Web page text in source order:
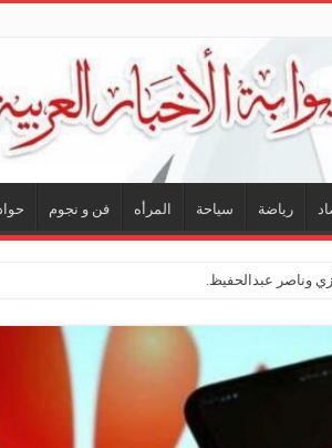
رياضة سياحة المرأه فن و نجوم
وناصر عبدالحفيظ.. شراكة فنية ترسم